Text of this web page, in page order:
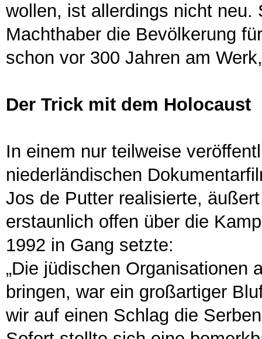
wollen, ist allerdings nicht
Machthaber die Bevölkerung
schon vor 300 Jahren am
Der Trick mit dem Holocaust
In einem nur teilweise
niederländischen
Jos de Putter realisierte,
erstaunlich offen über die
1992 in Gang setzte:
„Die jüdischen Organisationen
bringen, war ein großartiger
wir auf einen Schlag die